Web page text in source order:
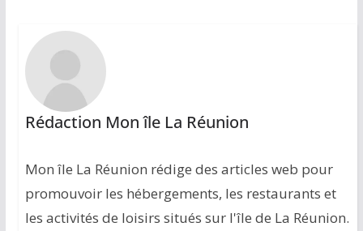
Rédaction Mon île La Réunion
Mon île La Réunion rédige des articles web pour
promouvoir les hébergements, les restaurants et
les activités de loisirs situés sur l'île de La Réunion.